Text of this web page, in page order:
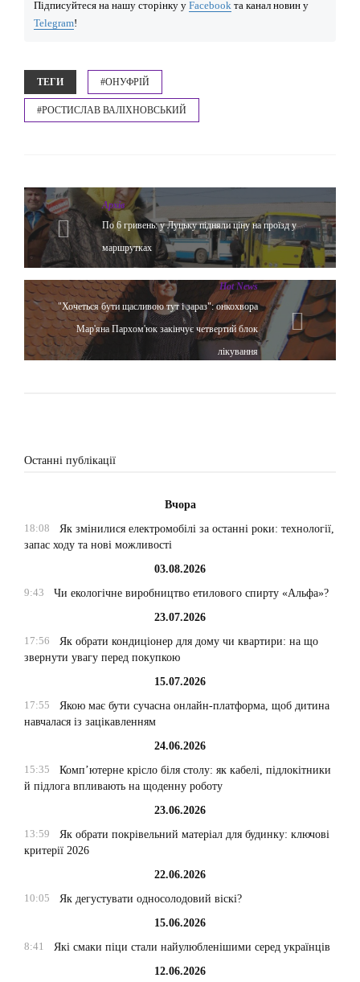
Підписуйтеся на нашу сторінку у Facebook та канал новин у
Telegram!
ТЕГИ #ОНУФРІЙ
#РОСТИСЛАВ ВАЛІХНОВСЬКИЙ
Архів
По 6 гривень: у Луцьку підняли ціну на проїзд у
маршрутках
Hot News
"Хочеться бути щасливою тут і зараз": онкохвора
Мар'яна Пархом'юк закінчує четвертий блок
лікування
Останні публікації
Вчора
18:08
Як змінилися електромобілі за останні роки: технології,
запас ходу та нові можливості
03.08.2026
9:43
Чи екологічне виробництво етилового спирту «Альфа»?
23.07.2026
17:56
Як обрати кондиціонер для дому чи квартири: на що
звернути увагу перед покупкою
15.07.2026
17:55
Якою має бути сучасна онлайн-платформа, щоб дитина
навчалася із зацікавленням
24.06.2026
15:35
Комп’ютерне крісло біля столу: як кабелі, підлокітники
й підлога впливають на щоденну роботу
23.06.2026
13:59
Як обрати покрівельний матеріал для будинку: ключові
критерії 2026
22.06.2026
10:05
Як дегустувати односолодовий віскі?
15.06.2026
8:41
Які смаки піци стали найулюбленішими серед українців
12.06.2026